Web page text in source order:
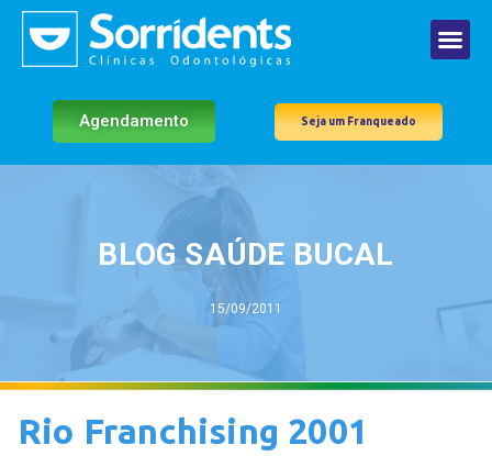
Agendamento Seja um Franqueado
BLOG SAÚDE BUCAL
15/09/2011
Rio Franchising 2001